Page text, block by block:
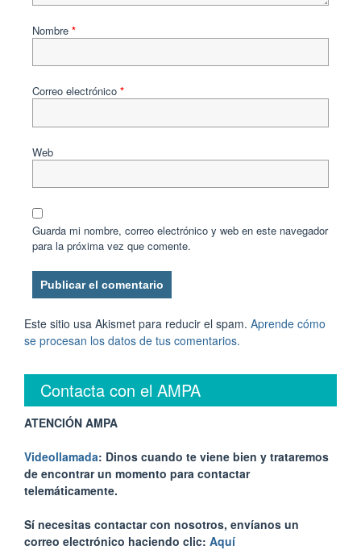
Nombre *
Correo electrónico *
Web
Guarda mi nombre, correo electrónico y web en este navegador
para la próxima vez que comente.
Este sitio usa Akismet para reducir el spam. Aprende cómo
se procesan los datos de tus comentarios.
Contacta con el AMPA
ATENCIÓN AMPA
Videollamada: Dinos cuando te viene bien y trataremos
de encontrar un momento para contactar
telemáticamente.
Sí necesitas contactar con nosotros, envíanos un
correo electrónico haciendo clic: Aquí